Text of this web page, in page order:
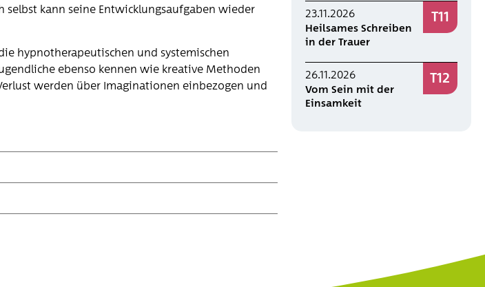
selbst kann seine Entwicklungsaufgaben wieder
hypnotherapeutischen und systemischen
ebenso kennen wie kreative Methoden
werden über Imaginationen einbezogen und
T11
23.11.2026
Heilsames Schreiben
in der Trauer
T12
26.11.2026
Vom Sein mit der
Einsamkeit